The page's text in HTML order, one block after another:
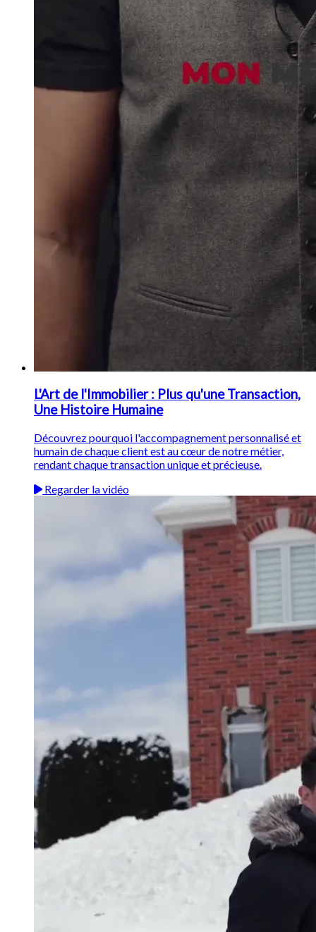
L'Art de l'Immobilier : Plus qu'une Transaction,
Une Histoire Humaine
Découvrez pourquoi l'accompagnement personnalisé et
humain de chaque client est au cœur de notre métier,
rendant chaque transaction unique et précieuse.
Regarder la vidéo